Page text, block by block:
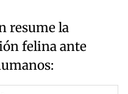
resume la
felina ante